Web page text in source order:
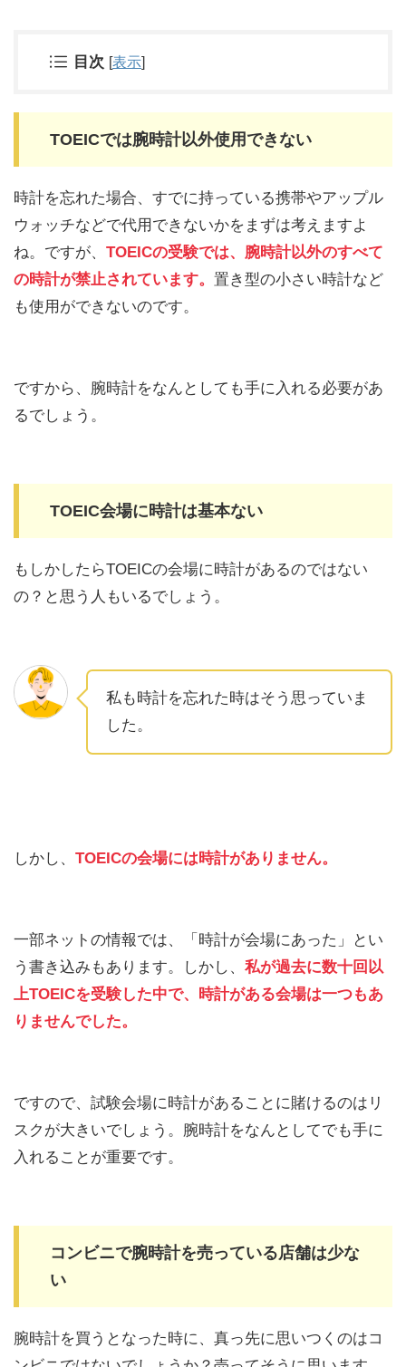
目次 [表示]
TOEICでは腕時計以外使用できない
時計を忘れた場合、すでに持っている携帯やアップル
ウォッチなどで代用できないかをまずは考えますよ
ね。ですが、 TOEICの受験では、腕時計以外のすべて
の時計が禁止されています。 置き型の小さい時計など
も使用ができないのです。
ですから、腕時計をなんとしても手に入れる必要があ
るでしょう。
TOEIC会場に時計は基本ない
もしかしたらTOEICの会場に時計があるのではない
の？と思う人もいるでしょう。
私も時計を忘れた時はそう思っていま
した。
しかし、 TOEICの会場には時計がありません。
一部ネットの情報では、「時計が会場にあった」とい
う書き込みもあります。しかし、 私が過去に数十回以
上TOEICを受験した中で、時計がある会場は一つもあ
りませんでした。
ですので、試験会場に時計があることに賭けるのはリ
スクが大きいでしょう。腕時計をなんとしてでも手に
入れることが重要です。
コンビニで腕時計を売っている店舗は少な
い
腕時計を買うとなった時に、真っ先に思いつくのはコ